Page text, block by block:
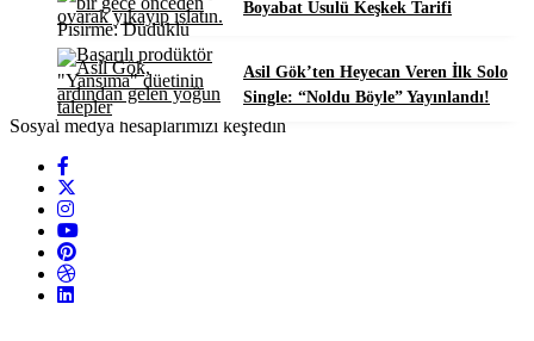
Boyabat Usulü Keşkek Tarifi
Asil Gök’ten Heyecan Veren İlk Solo
Single: “Noldu Böyle” Yayınlandı!
Sosyal medya hesaplarımızı keşfedin